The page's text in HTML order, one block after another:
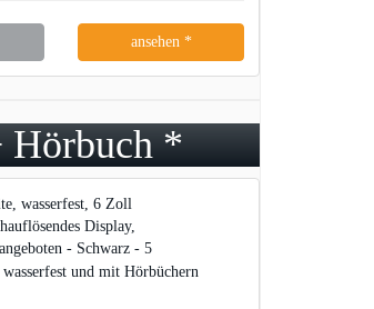
ansehen *
Hörbuch *
und mit Hörbüchern